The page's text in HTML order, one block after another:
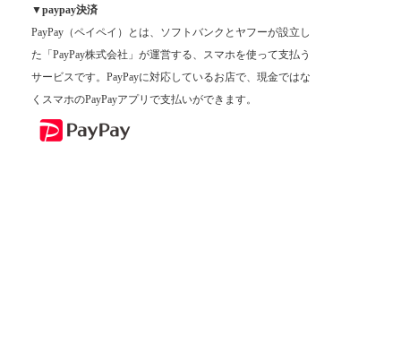
▼paypay決済
PayPay（ペイペイ）とは、ソフトバンクとヤフーが設立し
た「PayPay株式会社」が運営する、スマホを使って支払う
サービスです。PayPayに対応しているお店で、現金ではな
くスマホのPayPayアプリで支払いができます。